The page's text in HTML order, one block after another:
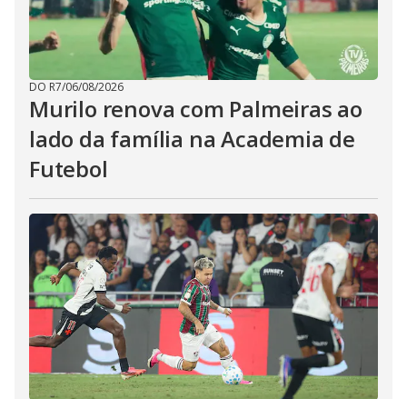
DO R7/06/08/2026
Murilo renova com Palmeiras ao
lado da família na Academia de
Futebol